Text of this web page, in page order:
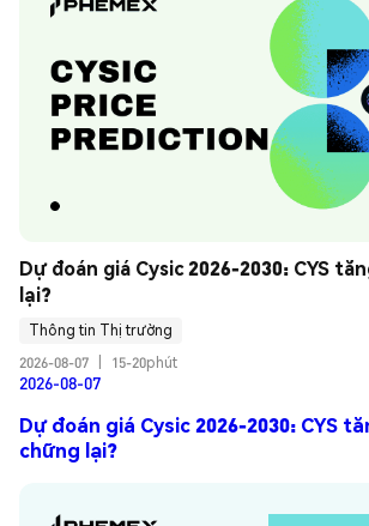
Dự đoán giá Cysic 2026-2030: CYS
lại?
Thông tin Thị trường
2026-08-07
15-20phút
2026-08-07
Dự đoán giá Cysic 2026-2030: CYS
chững lại?